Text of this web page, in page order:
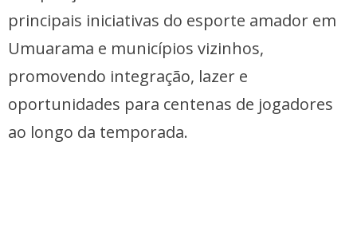
principais iniciativas do esporte amador em
Umuarama e municípios vizinhos,
promovendo integração, lazer e
oportunidades para centenas de jogadores
ao longo da temporada.